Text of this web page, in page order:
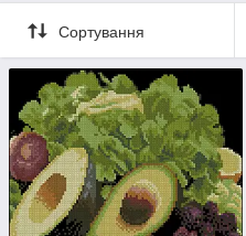
Сортування